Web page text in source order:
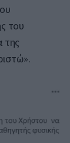
του
της